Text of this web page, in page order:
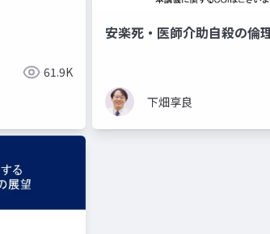
61.9K
安楽死・医師介助自殺の倫
下畑享良